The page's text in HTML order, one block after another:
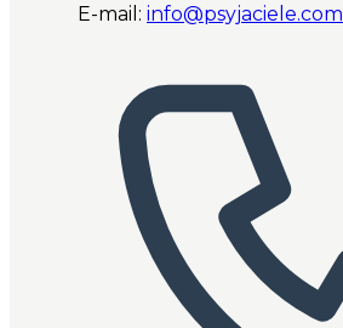
E-mail: info@psyjaciele.com